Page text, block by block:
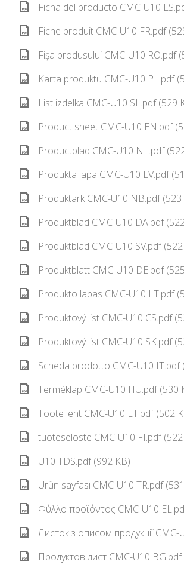
Ficha del producto CMC-U10
Fiche produit CMC-U10 FR.pdf
Fișa produsului CMC-U10 RO.pdf
Karta produktu CMC-U10 PL.pdf
List izdelka CMC-U10 SL.pdf (529
Product sheet CMC-U10 EN.pdf
Productblad CMC-U10 NL.pdf
Produkta lapa CMC-U10 LV.pdf
Produktark CMC-U10 NB.pdf (523
Produktblad CMC-U10 DA.pdf
Produktblad CMC-U10 SV.pdf
Produktblatt CMC-U10 DE.pdf
Produkto lapas CMC-U10 LT.pdf
Produktový list CMC-U10 CS.pdf
Produktový list CMC-U10 SK.pdf
Scheda prodotto CMC-U10 IT.pdf
Terméklap CMC-U10 HU.pdf (530
Toote leht CMC-U10 ET.pdf (502
tuoteseloste CMC-U10 FI.pdf
U10 TDS.pdf (992 KB)
Ürün sayfası CMC-U10 TR.pdf
Φύλλο προϊόντος CMC-U10
Листок з описом продукції
Продуктов лист CMC-U10